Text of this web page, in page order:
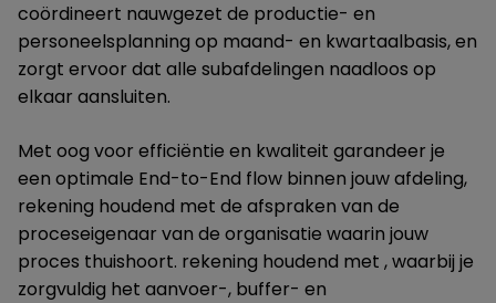
coördineert nauwgezet de productie- en
personeelsplanning op maand- en kwartaalbasis, en
zorgt ervoor dat alle subafdelingen naadloos op
elkaar aansluiten.
Met oog voor efficiëntie en kwaliteit garandeer je
een optimale End-to-End flow binnen jouw afdeling,
rekening houdend met de afspraken van de
proceseigenaar van de organisatie waarin jouw
proces thuishoort. rekening houdend met , waarbij je
zorgvuldig het aanvoer-, buffer- en